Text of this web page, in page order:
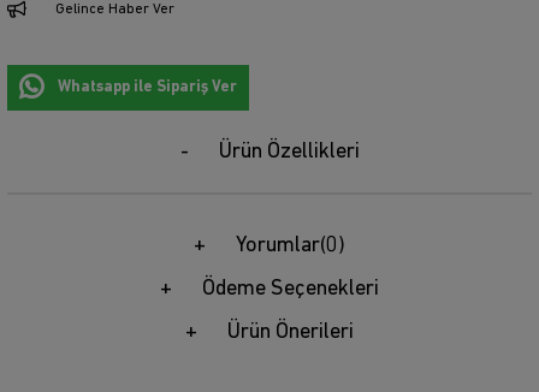
Gelince Haber Ver
Whatsapp ile Sipariş Ver
Ürün Özellikleri
Yorumlar(0)
Ödeme Seçenekleri
Ürün Önerileri